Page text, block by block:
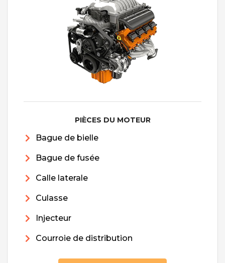
PIÈCES DU MOTEUR
Bague de bielle
Bague de fusée
Calle laterale
Culasse
Injecteur
Courroie de distribution